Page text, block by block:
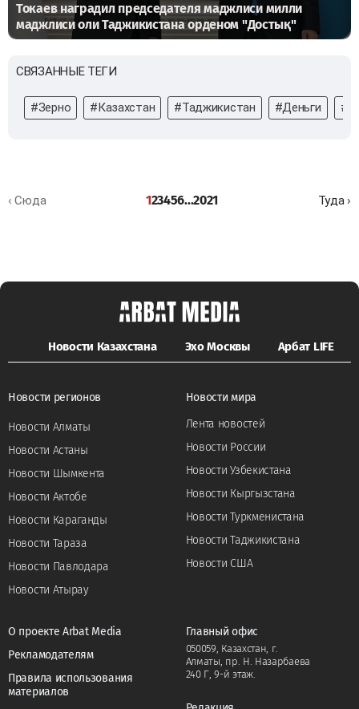
Токаев наградил председателя маджлиси милли
маджлиси оли Таджикистана орденом "Достық"
СВЯЗАННЫЕ ТЕГИ
#Зерно #Казахстан #Таджикистан #Деньги
‹ Сюда 123456...2021 Туда ›
Новости Казахстана Эхо Москвы Арбат LIFE
Новости регионов
Новости Алматы
Новости Астаны
Новости Шымкента
Новости Актобе
Новости Караганды
Новости Тараза
Новости Павлодара
Новости Атырау
Новости мира
Лента новостей
Новости России
Новости Узбекистана
Новости Кыргызстана
Новости Туркменистана
Новости Таджикистана
Новости США
О проекте Arbat Media
Рекламодателям
Правила использования
материалов
Главный офис
050059, Казахстан, г.
Алматы, пр. Н. Назарбаева
240 Г, 9-й этаж.